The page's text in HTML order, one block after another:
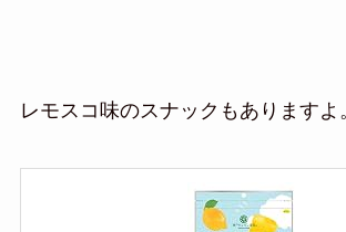
レモスコ味のスナックもありますよ